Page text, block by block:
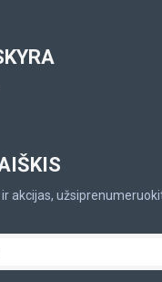
akcijas,